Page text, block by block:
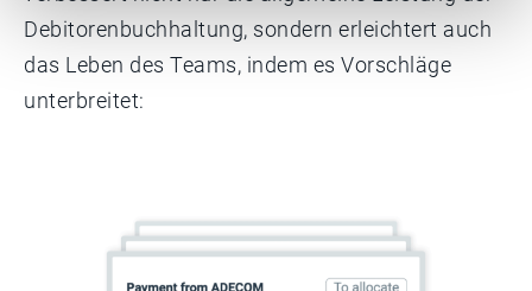
Debitorenbuchhaltung, sondern erleichtert auch
das Leben des Teams, indem es Vorschläge
unterbreitet: